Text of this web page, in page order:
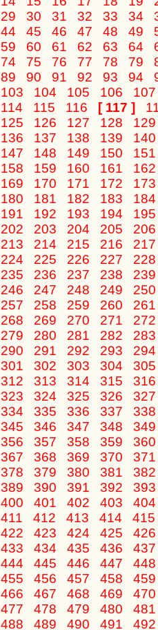
29
30 31 32 33 34
44
45 46 47 48 49
59
60 61 62 63 64
74
75 76 77 78 79
89
90 91 92 93 94
103
104 105 106
114
115 116 [ 117 ]
125
126 127 128
136
137 138 139
147
148 149 150
158
159 160 161
169
170 171 172
180
181 182 183
191
192 193 194
202
203 204 205
213
214 215 216
224
225 226 227
235
236 237 238
246
247 248 249
257
258 259 260
268
269 270 271
279
280 281 282
290
291 292 293
301
302 303 304
312
313 314 315
323
324 325 326
334
335 336 337
345
346 347 348
356
357 358 359
367
368 369 370
378
379 380 381
389
390 391 392
400
401 402 403
411
412 413 414
415
422
423 424 425
433
434 435 436
444
445 446 447
455
456 457 458
466
467 468 469
477
478 479 480
488
489 490 491